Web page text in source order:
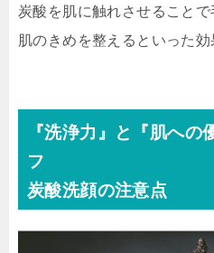
炭酸を肌に触れさせることで
肌のきめを整えるといった効
『洗浄力』と『肌への
フ
炭酸洗顔の注意点